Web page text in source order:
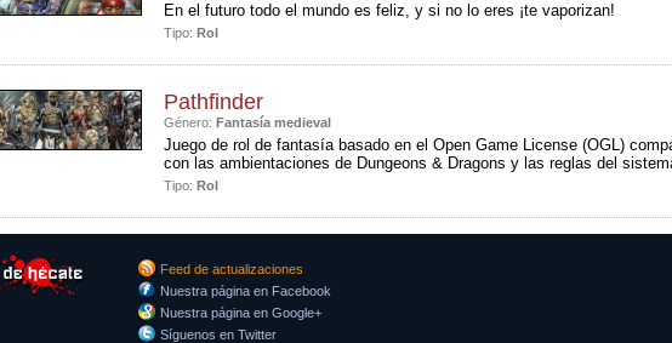
En el futuro todo el mundo es feliz, y si no lo eres ¡te vaporizan!
Tipo: Rol
Pathfinder
Género: Fantasía medieval
Juego de rol de fantasía basado en el Open Game License (OGL)
con las ambientaciones de Dungeons & Dragons y las reglas del
Tipo: Rol
Feed de actualizaciones
Nuestra página en Facebook
Nuestra página en Google+
Síguenos en Twitter